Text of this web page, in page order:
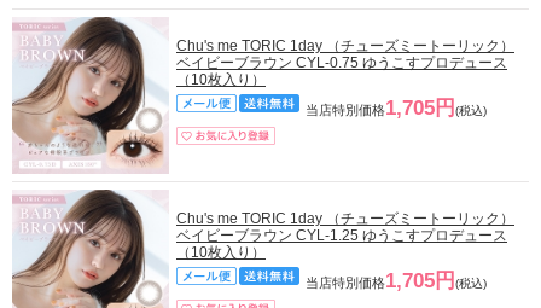
Chu's me TORIC 1day （チューズミートーリック）
ベイビーブラウン CYL-0.75 ゆうこすプロデュース
（10枚入り）
当店特別価格1,705円 (税込)
Chu's me TORIC 1day （チューズミートーリック）
ベイビーブラウン CYL-1.25 ゆうこすプロデュース
（10枚入り）
当店特別価格1,705円 (税込)